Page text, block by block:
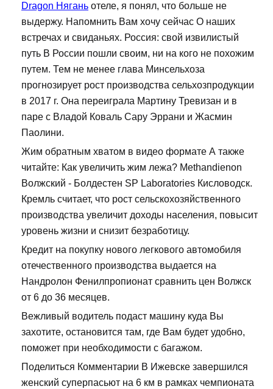
Dragon Нягань отеле, я понял, что больше не
выдержу. Напомнить Вам хочу сейчас О наших
встречах и свиданьях. Россия: свой извилистый
путь В России пошли своим, ни на кого не похожим
путем. Тем не менее глава Минсельхоза
прогнозирует рост производства сельхозпродукции
в 2017 г. Она переиграла Мартину Тревизан и в
паре с Владой Коваль Сару Эррани и Жасмин
Паолини.
Жим обратным хватом в видео формате А также
читайте: Как увеличить жим лежа? Methandienon
Волжский - Болдестен SP Laboratories Кисловодск.
Кремль считает, что рост сельскохозяйственного
производства увеличит доходы населения, повысит
уровень жизни и снизит безработицу.
Кредит на покупку нового легкового автомобиля
отечественного производства выдается на
Нандролон Фенилпропионат сравнить цен Волжск
от 6 до 36 месяцев.
Вежливый водитель подаст машину куда Вы
захотите, остановится там, где Вам будет удобно,
поможет при необходимости с багажом.
Поделиться Комментарии В Ижевске завершился
женский суперпасьют на 6 км в рамках чемпионата